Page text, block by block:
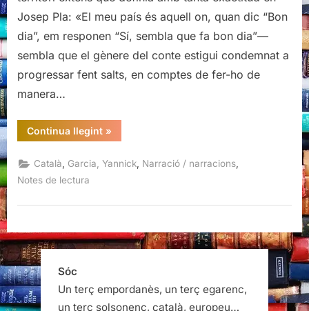
Yannick
Garcia
Josep Pla: «El meu país és aquell on, quan dic “Bon
dia”, em responen “Sí, sembla que fa bon dia”—
sembla que el gènere del conte estigui condemnat a
progressar fent salts, en comptes de fer-ho de
manera…
Continua llegint“La
nostra
vertical,
Yannick
»
Català Garcia, Yannick Narració / narracions
Notes de lectura
Sóc
Un terç empordanès, un terç egarenc,
un terç solsonenc, català, europeu…